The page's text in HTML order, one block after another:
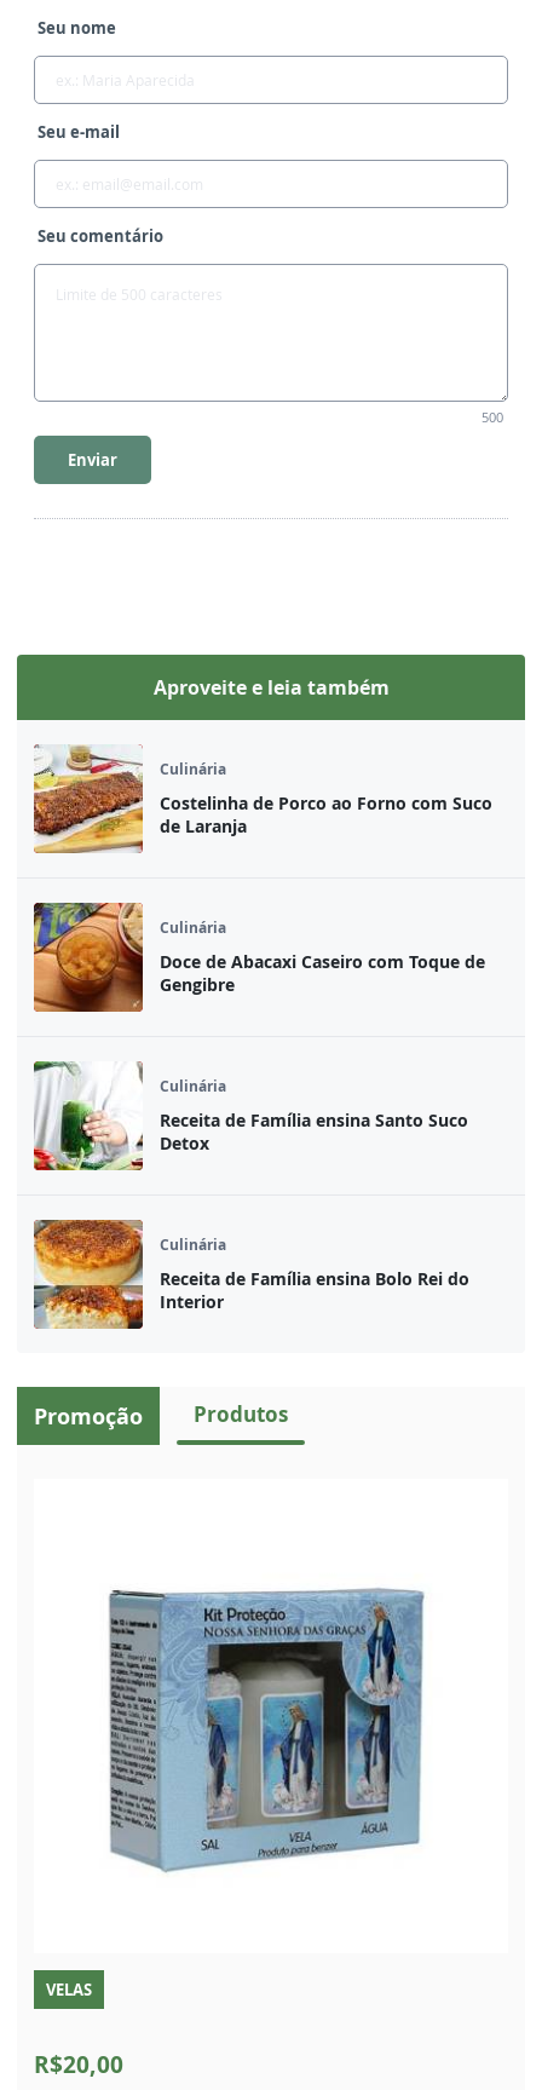
Seu nome
Seu e-mail
Seu comentário
500
Enviar
Aproveite e leia também
Culinária
Costelinha de Porco ao Forno com Suco
de Laranja
Culinária
Doce de Abacaxi Caseiro com Toque de
Gengibre
Culinária
Receita de Família ensina Santo Suco
Detox
Culinária
Receita de Família ensina Bolo Rei do
Interior
Promoção Produtos
VELAS
R$20,00